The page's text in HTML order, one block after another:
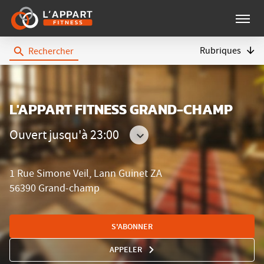
Menu
Rechercher
Rubriques
L'Appart
Fitness
L'APPART FITNESS GRAND-CHAMP
Ouvert jusqu'à 23:00
Consulter
les
horaires
1 Rue Simone Veil, Lann Guinet ZA
56390 Grand-champ
S'ABONNER
APPELERAFFICHER